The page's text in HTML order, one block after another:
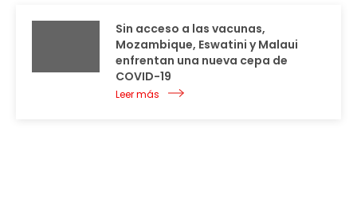
Sin acceso a las vacunas,
Mozambique, Eswatini y Malaui
enfrentan una nueva cepa de
COVID-19
Leer más